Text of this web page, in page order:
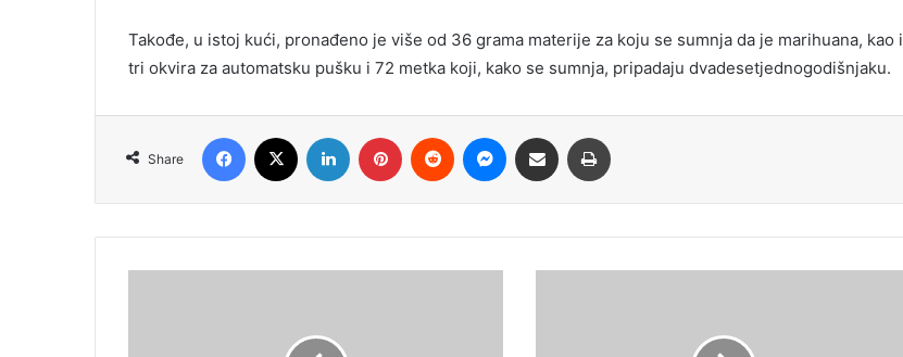
Takođe, u istoj kući, pronađeno je više od 36 grama materije za koju se sumnja da je marihuana, kao i
tri okvira za automatsku pušku i 72 metka koji, kako se sumnja, pripadaju dvadesetjednogodišnjaku.
Share
Facebook LinkedIn Pinterest Reddit Messenger
Share via Email